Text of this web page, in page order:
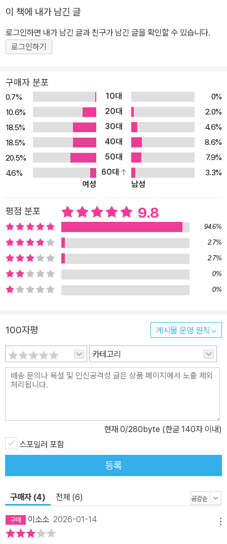
살아가다 보면 자기보다 우월하다고 느껴지는 대상과 비교당하며 상
대적 박탈감과 열등감을 느끼기도 하고, 이로 인해 자존심에 상처를
입기도 한다. 이러한 경험들이 반복되면서 점차 자존감이 낮아지고
는 개인적인 감정을 깊이 나누고 진솔하게 소통할 기회가 줄어들면서
외로움과 불안을 홀로 감당해야 할 때가 많다. 이 책은 이러한 고립감
으로부터 스스로 벗어나는 길을 안내하고 있다. 또한 자존감의 회복
을 돕는 따스한 목소리로 우리의 상처를 어루만져 준다. 아홉 번의 실
패는 아홉 번의 시작이다 나태주 시인은 지난날 자신의 결핍을 깨닫
고 그것을 극복하는 것이 삶의 목표였다고 말한다. 시인 또한 한때 출
판사로부터 밥 먹듯 거절을 당했던 설움 많은 무명 시인이었던 적이
있었다. 그때는 자기 돈을 들여서 책을 만드는 소위 ‘자비 출판’을 하
기도 했다고 고백한다. 어디를 가더라도 환대받지 못하던 시절이 있
었고 사랑했던 여성들로부터 번번이 선택받지 못하는 아픔을 겪기도
했다는 것이다. 하지만 시인은 그 덕분에 시를 써서 시인이 되었고 평
생의 반려자를 만날 수 있었다고 회고한다. 지나고 보니 어떤 실패도
어떤 인생도 의미가 없었던 시간은 없었다고 힘주어 말한다. “아홉 번
실패했다면, 아홉 번 시작한 것입니다. 그렇다면 왜, 열 번째 시작을
망설이는 걸까요? 아홉 번 실패했다는 것은, 바꿔 말하면 아홉 번이
나 시작했다는 의미입니다. 이는 여덟 번 실패한 사람보다 더 잘했다
의 삶에서 얻은 아름다운 깨달음이 담겨 있다. 또한 수많은 강연과 인
터뷰를 통해서 고백했던 개인사와 시인이 알고 있는 위인들의 감동적
인 이야기들로 구성되어 있다. 헤세부터 장자, 푸시킨, 조지훈 시인과
다산 정약용, 철학자 김태길 교수, 미국의 심리학자인 앤절라 더크워
스 등의 어록들이 소개돼 있고 그들의 말을 통해 우리가 무엇을 깨우
학교에서 청소와 심부름을 했던 사람에 대한 애틋한 추억도 담겨 있
다. “겉으로 보잘것없거나 쓸모없어 보이는 것 속에서도 큰 잠재력과
가치가 숨어 있다. 그러므로 절대 낙담하거나 기죽지 말라.” 시인은
작고 평범한 일상을 성실히 가꿔가는 삶이 가장 귀하고 아름답다고
다. 그것이 우리의 의무이며 우리는 충분히 그럴 자격이 있다고 위로
하고 격려한다.
이 책에 내가 남긴 글
로그인하면 내가 남긴 글과 친구가 남긴 글을 확인할 수 있습니다.
로그인하기
구매자 분포
0.7% 10대
0%
10.6%
20대
2.0%
18.5%
30대
4.6%
18.5%
40대
8.6%
20.5%
50대
7.9%
4.6%
60대
3.3%
여성
남성
평점 분포 9.8
94.6%
2.7%
2.7%
0%
0%
100자평 게시물 운영 원칙
카테고리
현재 0/280byte (한글 140자 이내)
스포일러 포함
등록
구매자 (4) 전체 (6)
이소소 2026-01-14